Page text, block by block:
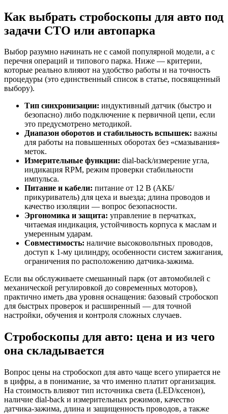
Как выбрать стробоскопы для авто под
задачи СТО или автопарка
Выбор разумно начинать не с самой популярной модели, а с
перечня операций и типового парка. Ниже — критерии,
которые реально влияют на удобство работы и на точность
процедуры (это единственный список в статье, посвященный
выбору).
Тип синхронизации: индуктивный датчик (быстро и
безопасно) либо подключение к первичной цепи, если
это предусмотрено методикой.
Диапазон оборотов и стабильность вспышек: важны
для работы на повышенных оборотах без «смазывания»
меток.
Измерительные функции: dial-back/измерение угла,
индикация RPM, режим проверки стабильности
импульса.
Питание и кабели: питание от 12 В (АКБ/
прикуриватель) для цеха и выезда; длина проводов и
качество изоляции — вопрос безопасности.
Эргономика и защита: управление в перчатках,
читаемая индикация, устойчивость корпуса к маслам и
умеренным ударам.
Совместимость: наличие высоковольтных проводов,
доступ к 1-му цилиндру, особенности систем зажигания,
ограничения по расположению датчика-зажима.
Если вы обслуживаете смешанный парк (от автомобилей с
механической регулировкой до современных моторов),
практично иметь два уровня оснащения: базовый стробоскоп
для быстрых проверок и расширенный — для точной
настройки, обучения и контроля сложных случаев.
Стробоскопы для авто: цена и из чего
она складывается
Вопрос цены на стробоскоп для авто чаще всего упирается не
в цифры, а в понимание, за что именно платит организация.
На стоимость влияют тип источника света (LED/ксенон),
наличие dial-back и измерительных режимов, качество
датчика-зажима, длина и защищенность проводов, а также